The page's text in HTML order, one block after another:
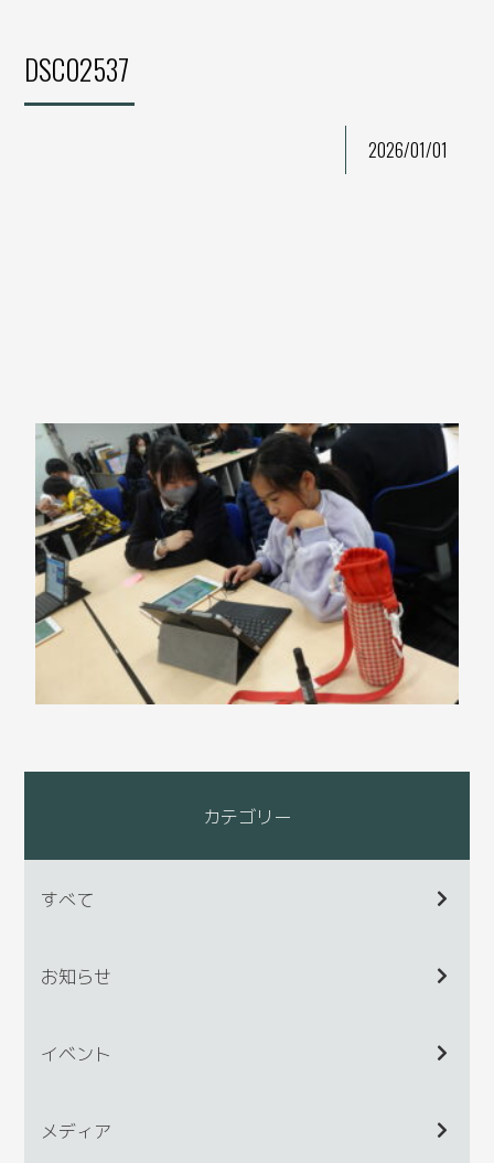
DSC02537
2026/01/01
カテゴリー
すべて
お知らせ
イベント
メディア